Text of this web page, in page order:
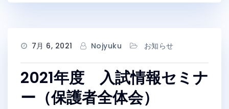
7月 6, 2021 Nojyuku お知らせ
2021年度 入試情報セミナ
ー（保護者全体会）